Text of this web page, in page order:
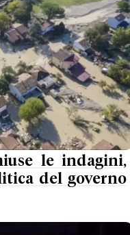
le indagini,
del governo